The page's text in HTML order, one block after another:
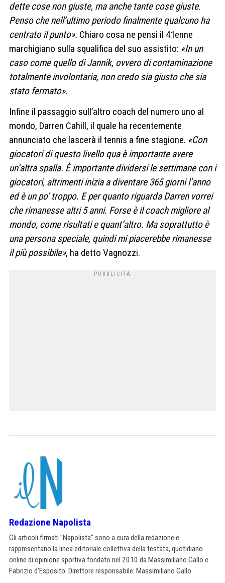
dette cose non giuste, ma anche tante cose giuste.
Penso che nell’ultimo periodo finalmente qualcuno ha
centrato il punto». Chiaro cosa ne pensi il 41enne
marchigiano sulla squalifica del suo assistito: «In un
caso come quello di Jannik, ovvero di contaminazione
totalmente involontaria, non credo sia giusto che sia
stato fermato».
Infine il passaggio sull’altro coach del numero uno al
mondo, Darren Cahill, il quale ha recentemente
annunciato che lascerà il tennis a fine stagione. «Con
giocatori di questo livello qua è importante avere
un’altra spalla. È importante dividersi le settimane con i
giocatori, altrimenti inizia a diventare 365 giorni l’anno
ed è un po’ troppo. E per quanto riguarda Darren vorrei
che rimanesse altri 5 anni. Forse è il coach migliore al
mondo, come risultati e quant’altro. Ma soprattutto è
una persona speciale, quindi mi piacerebbe rimanesse
il più possibile», ha detto Vagnozzi.
Redazione Napolista
Gli articoli firmati "Napolista" sono a cura della redazione e
rappresentano la linea editoriale collettiva della testata, quotidiano
online di opinione sportiva fondato nel 2010 da Massimiliano Gallo e
Fabrizio d'Esposito. Direttore responsabile: Massimiliano Gallo.